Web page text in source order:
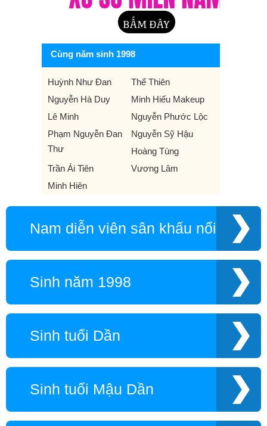
Cùng năm sinh 1998
Huỳnh Như Đan
Thể Thiên
Nguyễn Hà Duy
Minh Hiếu Makeup
Lê Minh
Nguyễn Phước Lộc
Phạm Nguyễn Đan
Thư
Nguyễn Sỹ Hậu
Hoàng Tùng
Trần Ái Tiên
Vương Lâm
Minh Hiên
Nam diễn viên sân khấu nổi tiếng
Sinh năm 1998
Sinh tuổi Dần
Sinh tuổi Mậu Dần